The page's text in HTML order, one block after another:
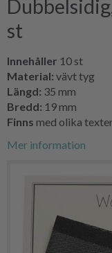
st
Innehåller 10 st
Material: vävt tyg
Längd: 35 mm
Bredd: 19 mm
Finns med olika
Mer information